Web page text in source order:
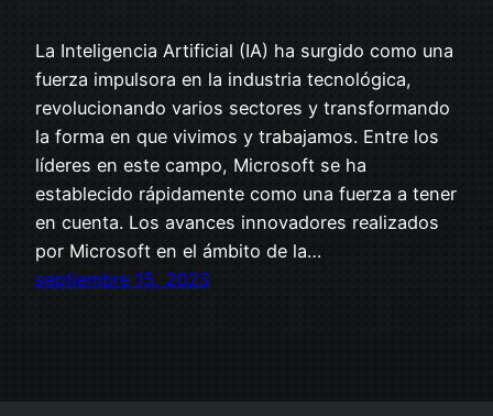
La Inteligencia Artificial (IA) ha surgido como una
fuerza impulsora en la industria tecnológica,
revolucionando varios sectores y transformando
la forma en que vivimos y trabajamos. Entre los
líderes en este campo, Microsoft se ha
establecido rápidamente como una fuerza a tener
en cuenta. Los avances innovadores realizados
por Microsoft en el ámbito de la…
septiembre 15, 2023